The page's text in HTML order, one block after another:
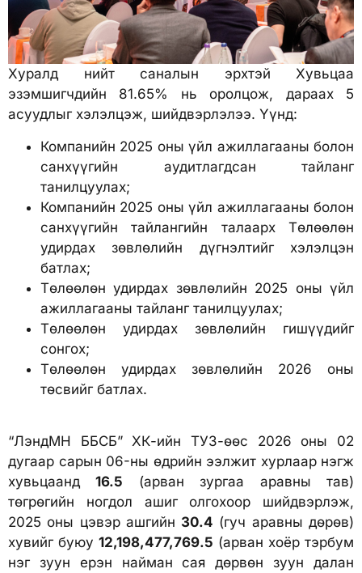
Хуралд нийт саналын эрхтэй Хувьцаа
эзэмшигчдийн 81.65% нь оролцож, дараах 5
асуудлыг хэлэлцэж, шийдвэрлэлээ. Үүнд:
Компанийн 2025 оны үйл ажиллагааны болон
санхүүгийн аудитлагдсан тайланг
танилцуулах;
Компанийн 2025 оны үйл ажиллагааны болон
санхүүгийн тайлангийн талаарх Төлөөлөн
удирдах зөвлөлийн дүгнэлтийг хэлэлцэн
батлах;
Төлөөлөн удирдах зөвлөлийн 2025 оны үйл
ажиллагааны тайланг танилцуулах;
Төлөөлөн удирдах зөвлөлийн гишүүдийг
сонгох;
Төлөөлөн удирдах зөвлөлийн 2026 оны
төсвийг батлах.
“ЛэндМН ББСБ” ХК-ийн ТУЗ-өөс 2026 оны 02
дугаар сарын 06-ны өдрийн ээлжит хурлаар нэгж
хувьцаанд16.5 (арван зургаа аравны тав)
төгрөгийн ногдол ашиг олгохоор шийдвэрлэж,
2025 оны цэвэр ашгийн 30.4 (гуч аравны дөрөв)
хувийг буюу12,198,477,769.5 (арван хоёр тэрбум
нэг зуун ерэн найман сая дөрвөн зуун далан